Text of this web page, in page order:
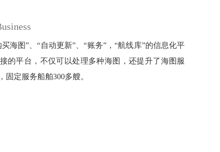
海图”、“自动更新”、“账务”，“航线库”的信息化平
的平台，不仅可以处理多种海图，还提升了海图服
定服务船舶300多艘。